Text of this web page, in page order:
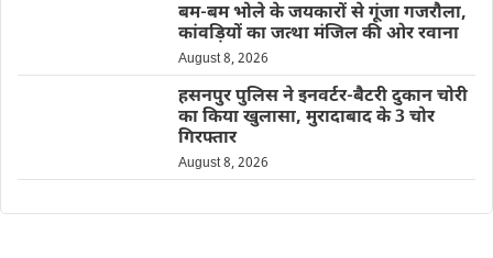
बम-बम भोले के जयकारों से गूंजा गजरौला,
कांवड़ियों का जत्था मंजिल की ओर रवाना
August 8, 2026
हसनपुर पुलिस ने इनवर्टर-बैटरी दुकान चोरी
का किया खुलासा, मुरादाबाद के 3 चोर
गिरफ्तार
August 8, 2026